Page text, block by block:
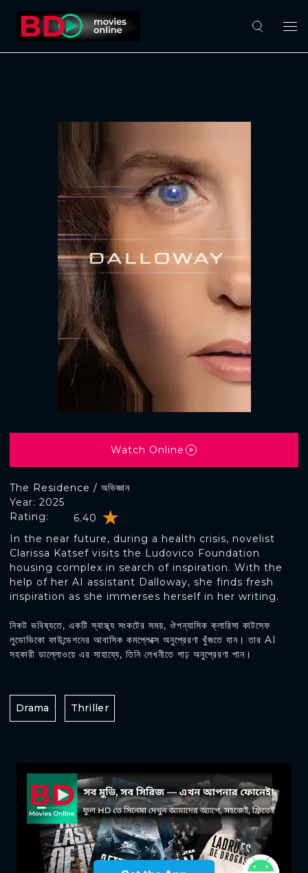
The Residence / অভিজ্ঞান
Rating: 6.40
Year: 2025
In the near future, during a health crisis, novelist
Clarissa Katsef visits the Ludovico Foundation
housing complex in search of inspiration. With the
help of her AI assistant Dalloway, she finds fresh
inspiration as she immerses herself in her writing.
নিকট ভবিষ্যতে, একটি স্বাস্থ্য সংকটের সময়, ঔপন্যাসিক ক্লারিসা কাটসেফ
লুডোভিকো ফাউন্ডেশনের আবাসিক কমপ্লেক্সে অনুপ্রেরণা খুঁজতে যান। তার AI
সহকারী ডাল্লোওয়ে এর সাহায্যে, তিনি লেখনীতে গাঢ় অনুপ্রেরণা পান।
Watch Online
Drama Thriller